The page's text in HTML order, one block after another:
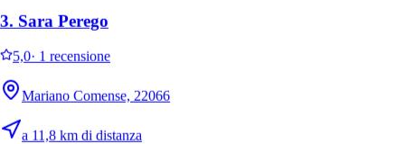
3. Sara Perego
5,0· 1 recensione
Mariano Comense, 22066
a 11,8 km di distanza